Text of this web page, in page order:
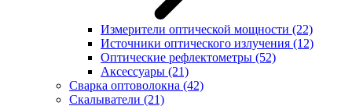
Измерители оптической мощности (22)
Источники оптического излучения (12)
Оптические рефлектометры (52)
Аксессуары (21)
Сварка оптоволокна (42)
Скалыватели (21)